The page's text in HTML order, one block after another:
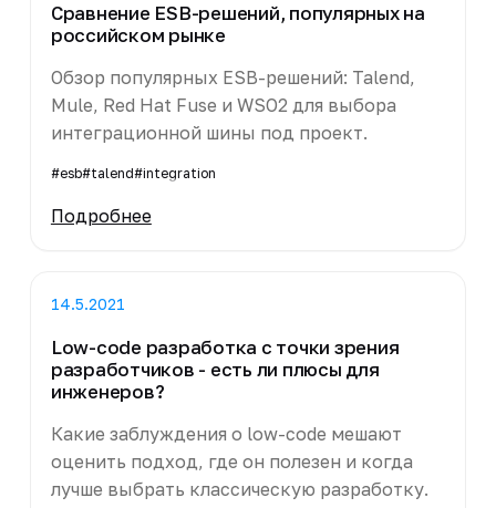
Сравнение ESB-решений, популярных на
российском рынке
Обзор популярных ESB-решений: Talend,
Mule, Red Hat Fuse и WSO2 для выбора
интеграционной шины под проект.
#esb#talend#integration
Подробнее
14.5.2021
Low-code разработка с точки зрения
разработчиков - есть ли плюсы для
инженеров?
Какие заблуждения о low-code мешают
оценить подход, где он полезен и когда
лучше выбрать классическую разработку.